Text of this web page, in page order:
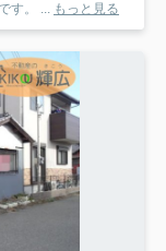
す。 ... もっと見る